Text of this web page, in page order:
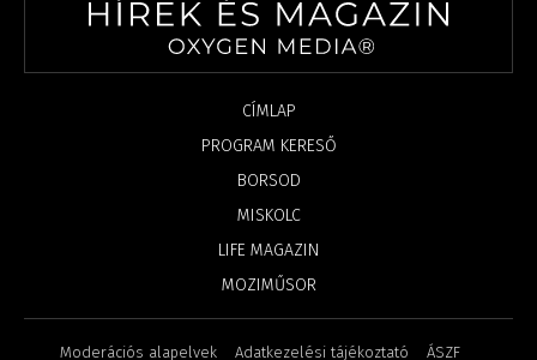
CÍMLAP
PROGRAM KERESŐ
BORSOD
MISKOLC
LIFE MAGAZIN
MOZIMŰSOR
Moderációs alapelvek Adatkezelési tájékoztató ÁSZF